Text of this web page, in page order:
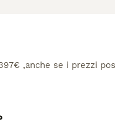
,anche se i prezzi